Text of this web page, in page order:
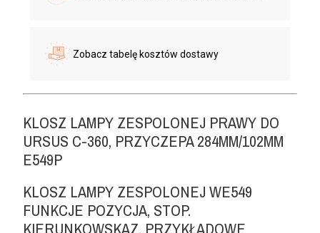
Zobacz tabelę kosztów dostawy
KLOSZ LAMPY ZESPOLONEJ PRAWY DO
URSUS C-360, PRZYCZEPA 284MM/102MM
E549P
KLOSZ LAMPY ZESPOLONEJ WE549
FUNKCJE POZYCJA, STOP.
KIERUNKOWSKAZ. PRZYKŁADOWE